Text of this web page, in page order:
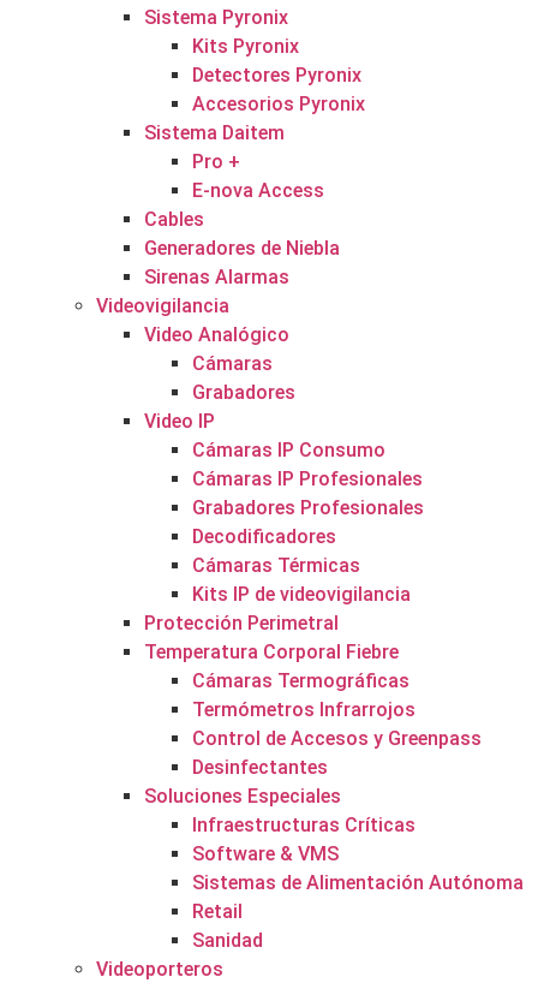
Sistema Pyronix
Kits Pyronix
Detectores Pyronix
Accesorios Pyronix
Sistema Daitem
Pro +
E-nova Access
Cables
Generadores de Niebla
Sirenas Alarmas
Videovigilancia
Video Analógico
Cámaras
Grabadores
Video IP
Cámaras IP Consumo
Cámaras IP Profesionales
Grabadores Profesionales
Decodificadores
Cámaras Térmicas
Kits IP de videovigilancia
Protección Perimetral
Temperatura Corporal Fiebre
Cámaras Termográficas
Termómetros Infrarrojos
Control de Accesos y Greenpass
Desinfectantes
Soluciones Especiales
Infraestructuras Críticas
Software & VMS
Sistemas de Alimentación Autónoma
Retail
Sanidad
Videoporteros